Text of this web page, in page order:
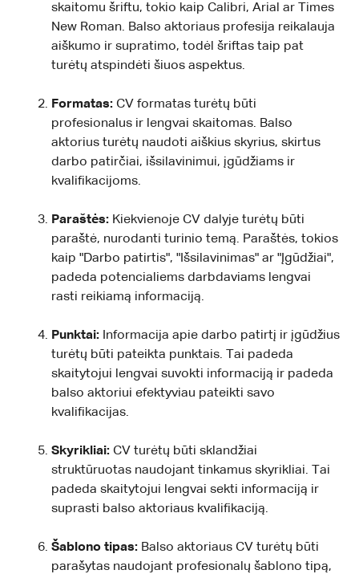
skaitomu šriftu, tokio kaip Calibri, Arial ar Times
New Roman. Balso aktoriaus profesija reikalauja
aiškumo ir supratimo, todėl šriftas taip pat
turėtų atspindėti šiuos aspektus.
Formatas: CV formatas turėtų būti
profesionalus ir lengvai skaitomas. Balso
aktorius turėtų naudoti aiškius skyrius, skirtus
darbo patirčiai, išsilavinimui, įgūdžiams ir
kvalifikacijoms.
Paraštės: Kiekvienoje CV dalyje turėtų būti
paraštė, nurodanti turinio temą. Paraštės, tokios
kaip "Darbo patirtis", "Išsilavinimas" ar "Įgūdžiai",
padeda potencialiems darbdaviams lengvai
rasti reikiamą informaciją.
Punktai: Informacija apie darbo patirtį ir įgūdžius
turėtų būti pateikta punktais. Tai padeda
skaitytojui lengvai suvokti informaciją ir padeda
balso aktoriui efektyviau pateikti savo
kvalifikacijas.
Skyrikliai: CV turėtų būti sklandžiai
struktūruotas naudojant tinkamus skyrikliai. Tai
padeda skaitytojui lengvai sekti informaciją ir
suprasti balso aktoriaus kvalifikaciją.
Šablono tipas: Balso aktoriaus CV turėtų būti
parašytas naudojant profesionalų šablono tipą,